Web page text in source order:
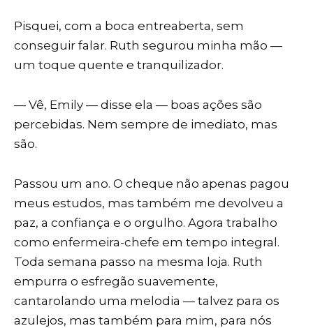
Pisquei, com a boca entreaberta, sem
conseguir falar. Ruth segurou minha mão —
um toque quente e tranquilizador.
— Vê, Emily — disse ela — boas ações são
percebidas. Nem sempre de imediato, mas
são.
Passou um ano. O cheque não apenas pagou
meus estudos, mas também me devolveu a
paz, a confiança e o orgulho. Agora trabalho
como enfermeira-chefe em tempo integral.
Toda semana passo na mesma loja. Ruth
empurra o esfregão suavemente,
cantarolando uma melodia — talvez para os
azulejos, mas também para mim, para nós